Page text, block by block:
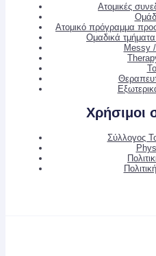
Ατομικές
Ατομικό πρόγραμμα
Ομαδικά
Messy
Χρήσιμοι
Σύλλογος